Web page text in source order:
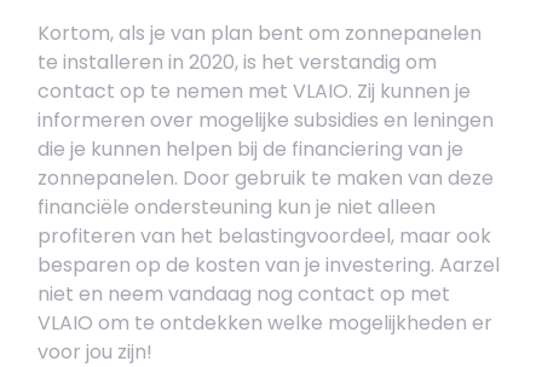
Kortom, als je van plan bent om zonnepanelen
te installeren in 2020, is het verstandig om
contact op te nemen met VLAIO. Zij kunnen je
informeren over mogelijke subsidies en leningen
die je kunnen helpen bij de financiering van je
zonnepanelen. Door gebruik te maken van deze
financiële ondersteuning kun je niet alleen
profiteren van het belastingvoordeel, maar ook
besparen op de kosten van je investering. Aarzel
niet en neem vandaag nog contact op met
VLAIO om te ontdekken welke mogelijkheden er
voor jou zijn!